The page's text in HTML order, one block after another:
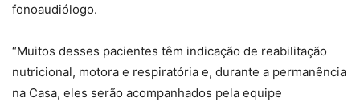
fonoaudiólogo.
“Muitos desses pacientes têm indicação de reabilitação
nutricional, motora e respiratória e, durante a permanência
na Casa, eles serão acompanhados pela equipe